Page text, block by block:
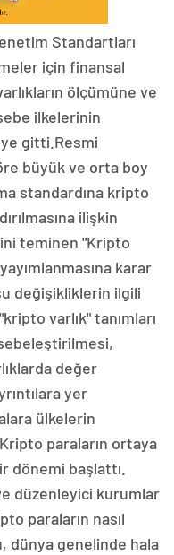
Standartları
için finansal
ölçümüne ve
ilkelerinin
gitti.Resmi
büyük ve orta boy
standardına kripto
ilişkin
teminen "Kripto
karar
değişikliklerin ilgili
varlık" tanımları
değer
yer
ülkelerin
paraların ortaya
dönemi başlattı.
düzenleyici kurumlar
paraların nasıl
dünya genelinde hala